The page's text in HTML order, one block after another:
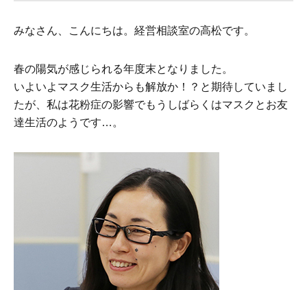
みなさん、こんにちは。経営相談室の高松です。
春の陽気が感じられる年度末となりました。
いよいよマスク生活からも解放か！？と期待していまし
たが、私は花粉症の影響でもうしばらくはマスクとお友
達生活のようです…。